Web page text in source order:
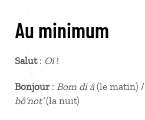
Au minimum
Salut: Oí!
Bonjour : Bom di â(le matin) /
bô’not’(la nuit)